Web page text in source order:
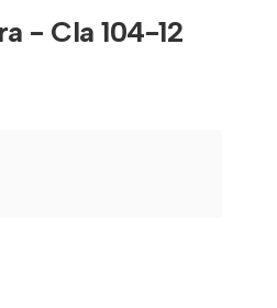
- Cla 104-12